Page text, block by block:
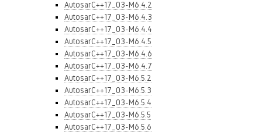
AutosarC++17_03-M6.4.2
AutosarC++17_03-M6.4.3
AutosarC++17_03-M6.4.4
AutosarC++17_03-M6.4.5
AutosarC++17_03-M6.4.6
AutosarC++17_03-M6.4.7
AutosarC++17_03-M6.5.2
AutosarC++17_03-M6.5.3
AutosarC++17_03-M6.5.4
AutosarC++17_03-M6.5.5
AutosarC++17_03-M6.5.6